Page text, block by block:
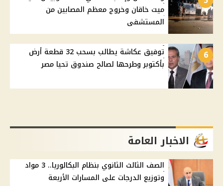
ميت خاقان وخروج معظم المصابين من
المستشفى
6
توفيق عكاشة يطالب بسحب 32 قطعة أرض
بأكتوبر وطرحها لصالح صندوق تحيا مصر
الاخبار العامة
الصف الثالث الثانوي بنظام البكالوريا.. 3 مواد
وتوزيع الدرجات على المسارات الأربعة